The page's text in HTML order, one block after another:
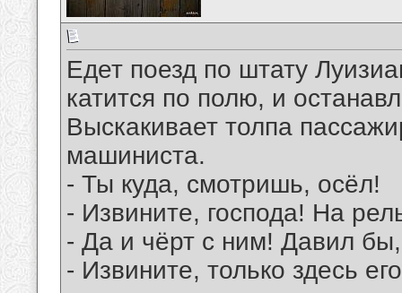
Едет поезд по штату
катится по полю, и
Выскакивает толпа
машиниста.
- Ты куда, смотришь, осёл!
- Извините, господа! На
- Да и чёрт с ним! Давил
- Извините, только здесь